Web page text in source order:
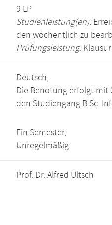
9 LP
Studienleistung(en):
den wöchentlich zu
Prüfungsleistung:
Deutsch,
Die Benotung erfolgt mit
den Studiengang B.Sc.
Ein Semester,
Unregelmäßig
Prof. Dr. Alfred Ultsch